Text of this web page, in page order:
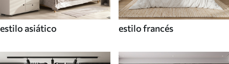
estilo asiático estilo francés